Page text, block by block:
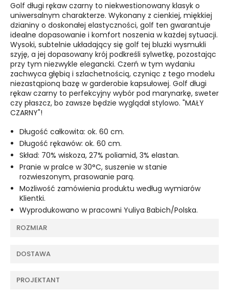
Golf długi rękaw czarny to niekwestionowany klasyk o
uniwersalnym charakterze. Wykonany z cienkiej, miękkiej
dzianiny o doskonałej elastyczności, golf ten gwarantuje
idealne dopasowanie i komfort noszenia w każdej sytuacji.
Wysoki, subtelnie układający się golf tej bluzki wysmukli
szyję, a jej dopasowany krój podkreśli sylwetkę, pozostając
przy tym niezwykle elegancki. Czerń w tym wydaniu
zachwyca głębią i szlachetnością, czyniąc z tego modelu
niezastąpioną bazę w garderobie kapsułowej. Golf długi
rękaw czarny to perfekcyjny wybór pod marynarkę, sweter
czy płaszcz, bo zawsze będzie wyglądał stylowo. "MAŁY
CZARNY"!
Długość całkowita: ok. 60 cm.
Długość rękawów: ok. 60 cm.
Skład: 70% wiskoza, 27% poliamid, 3% elastan.
Pranie w pralce w 30°C, suszenie w stanie
rozwieszonym, prasowanie parą.
Możliwość zamówienia produktu według wymiarów
Klientki.
Wyprodukowano w pracowni Yuliya Babich/Polska.
ROZMIAR
DOSTAWA
PROJEKTANT